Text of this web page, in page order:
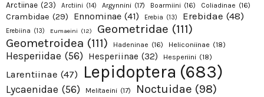
Arctiinae (23) Arctiini (14) Argynnini (17) Boarmiini (16) Coliadinae (16)
Crambidae (29) Ennominae (41) Erebia (13) Erebidae (48)
Erebiina (13) Eumaeini (12) Geometridae (111)
Geometroidea (111) Hadeninae (16) Heliconiinae (18)
Hesperiidae (56) Hesperiinae (32) Hesperiini (18)
Larentiinae (47) Lepidoptera (683)
Lycaenidae (56) Melitaeini (17) Noctuidae (98)